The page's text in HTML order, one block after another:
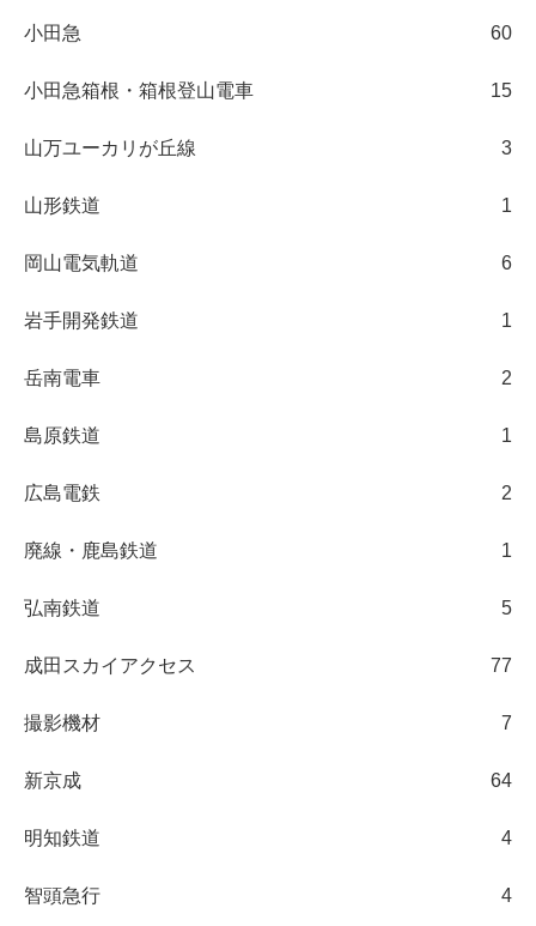
小田急 60
小田急箱根・箱根登山電車 15
山万ユーカリが丘線 3
山形鉄道 1
岡山電気軌道 6
岩手開発鉄道 1
岳南電車 2
島原鉄道 1
広島電鉄 2
廃線・鹿島鉄道 1
弘南鉄道 5
成田スカイアクセス 77
撮影機材 7
新京成 64
明知鉄道 4
智頭急行 4